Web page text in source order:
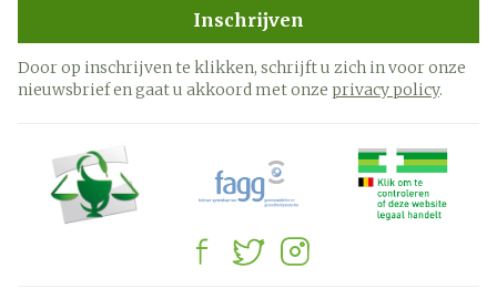
Inschrijven
Door op inschrijven te klikken, schrijft u zich in voor onze
nieuwsbrief en gaat u akkoord met onze privacy policy.